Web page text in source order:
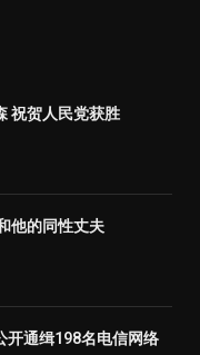
祝贺人民党获胜
他的同性丈夫
开通缉198名电信网络